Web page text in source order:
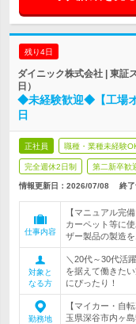
残り4日
ダイニック株式会社 | 東
日）
◆未経験歓迎◆【工場
日
正社員 職種・業種未経験
完全週休2日制 第二新卒歓
情報更新日：2026/07/08 終了
仕事内容
【マニュアル完
カーペット等に
ザー製品の製造
対象と
なる方
＼20代～30代活
を据えて働きた
にぴったり！
勤務地
【マイカー・自
玉県深谷市内ヶ